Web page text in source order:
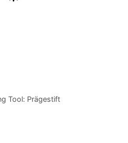
Tool: Prägestift